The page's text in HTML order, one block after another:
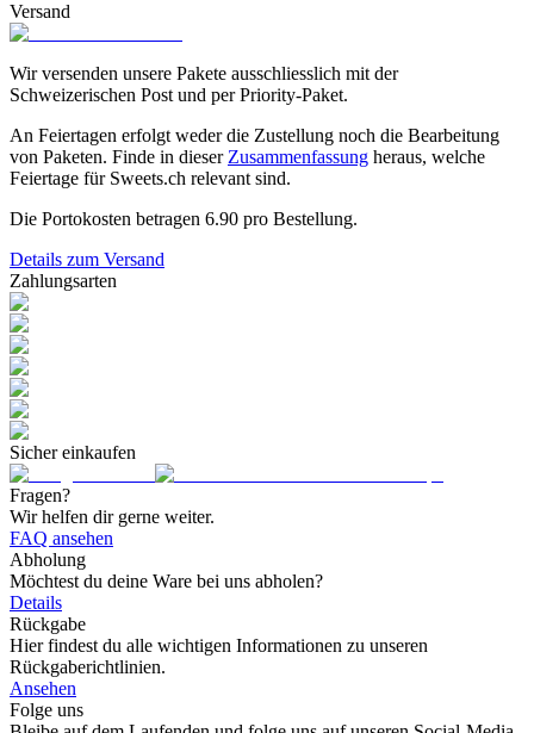
Versand
Wir versenden unsere Pakete ausschliesslich mit der
Schweizerischen Post und per Priority-Paket.
An Feiertagen erfolgt weder die Zustellung noch die Bearbeitung
von Paketen. Finde in dieser Zusammenfassung heraus, welche
Feiertage für Sweets.ch relevant sind.
Die Portokosten betragen 6.90 pro Bestellung.
Details zum Versand
Zahlungsarten
Sicher einkaufen
Fragen?
Wir helfen dir gerne weiter.
FAQ ansehen
Abholung
Möchtest du deine Ware bei uns abholen?
Details
Rückgabe
Hier findest du alle wichtigen Informationen zu unseren
Rückgaberichtlinien.
Ansehen
Folge uns